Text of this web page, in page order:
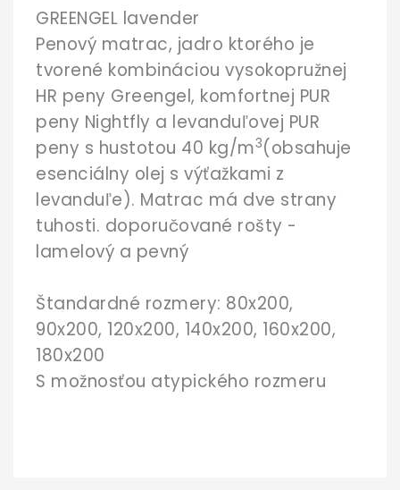
GREENGEL lavender
Penový matrac, jadro ktorého je
tvorené kombináciou vysokopružnej
HR peny Greengel, komfortnej PUR
peny Nightfly a levanduľovej PUR
peny s hustotou 40 kg/m3(obsahuje
esenciálny olej s výťažkami z
levanduľe). Matrac má dve strany
tuhosti. doporučované rošty -
lamelový a pevný
Štandardné rozmery: 80x200,
90x200, 120x200, 140x200, 160x200,
180x200
S možnosťou atypického rozmeru